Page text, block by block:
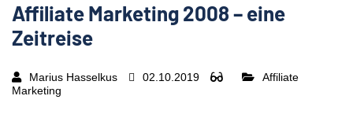
Affiliate Marketing 2008 – eine
Zeitreise
Marius Hasselkus 02.10.2019
Affiliate
Marketing